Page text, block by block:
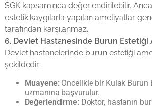
SGK kapsamında değerlendirilebilir.
estetik kaygılarla yapılan ameliyatlar
tarafından karşılanmaz.
6. Devlet Hastanesinde Burun Estetiği
Devlet hastanelerinde burun estetiği
şekildedir:
Muayene: Öncelikle bir Kulak Burun
uzmanına başvurulur.
Değerlendirme: Doktor, hastanın